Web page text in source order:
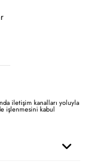
iletişim kanalları yoluyla
işlenmesini kabul